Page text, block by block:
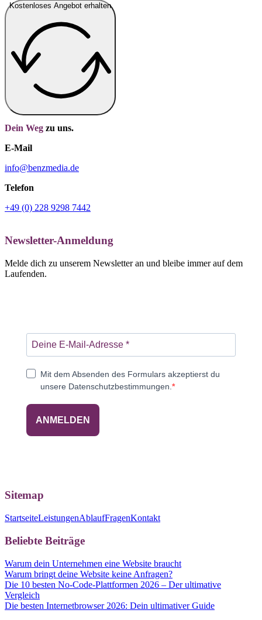
Kostenloses Angebot erhalten
Dein Weg zu uns.
E-Mail
info@benzmedia.de
Telefon
+49 (0) 228 9298 7442
Newsletter-Anmeldung
Melde dich zu unserem Newsletter an und bleibe immer auf dem
Laufenden.
Mit dem Absenden des Formulars akzeptierst du
unsere Datenschutzbestimmungen.
ANMELDEN
Sitemap
StartseiteLeistungenAblaufFragenKontakt
Beliebte Beiträge
Warum dein Unternehmen eine Website braucht
Warum bringt deine Website keine Anfragen?
Die 10 besten No-Code-Plattformen 2026 – Der ultimative
Vergleich
Die besten Internetbrowser 2026: Dein ultimativer Guide